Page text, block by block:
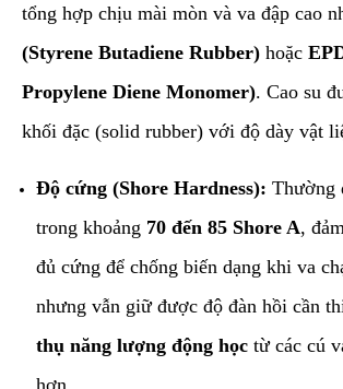
tổng hợp chịu mài mòn và va đập cao
(Styrene Butadiene Rubber) hoặc
Propylene Diene Monomer). Cao su
khối đặc (solid rubber) với độ dày vật
Độ cứng (Shore Hardness): Thường
trong khoảng 70 đến 85 Shore A,
đủ cứng để chống biến dạng khi va
nhưng vẫn giữ được độ đàn hồi cần
thụ năng lượng động học từ các cú
hơn.